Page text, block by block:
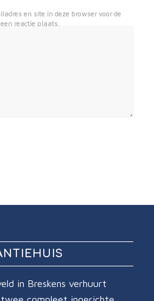
en site in deze browser voor de
reactie plaats.
in Breskens verhuurt